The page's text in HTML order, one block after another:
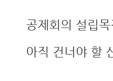
공제회의 설립
아직 건너야 할